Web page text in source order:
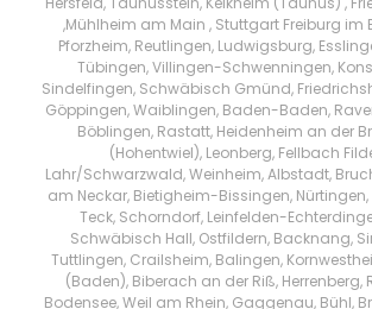
,Mühlheim am Main , Stuttgart Freiburg im
Pforzheim, Reutlingen, Ludwigsburg,
Tübingen, Villingen-Schwenningen,
Sindelfingen, Schwäbisch Gmünd,
Göppingen, Waiblingen, Baden-Baden,
Böblingen, Rastatt, Heidenheim an der
(Hohentwiel), Leonberg, Fellbach
Lahr/Schwarzwald, Weinheim, Albstadt,
am Neckar, Bietigheim-Bissingen,
Teck, Schorndorf, Leinfelden-
Schwäbisch Hall, Ostfildern, Backnang,
Tuttlingen, Crailsheim, Balingen,
(Baden), Biberach an der Riß, Herrenberg,
Bodensee, Weil am Rhein, Gaggenau, Bühl,